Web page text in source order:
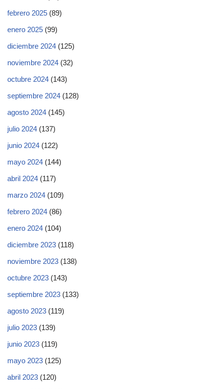
febrero 2025 (89)
enero 2025 (99)
diciembre 2024 (125)
noviembre 2024 (32)
octubre 2024 (143)
septiembre 2024 (128)
agosto 2024 (145)
julio 2024 (137)
junio 2024 (122)
mayo 2024 (144)
abril 2024 (117)
marzo 2024 (109)
febrero 2024 (86)
enero 2024 (104)
diciembre 2023 (118)
noviembre 2023 (138)
octubre 2023 (143)
septiembre 2023 (133)
agosto 2023 (119)
julio 2023 (139)
junio 2023 (119)
mayo 2023 (125)
abril 2023 (120)